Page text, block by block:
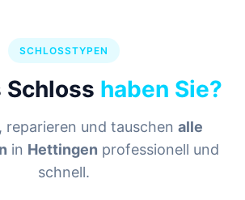
SCHLOSSTYPEN
Schloss haben Sie?
reparieren und tauschen alle
in Hettingen professionell und
schnell.